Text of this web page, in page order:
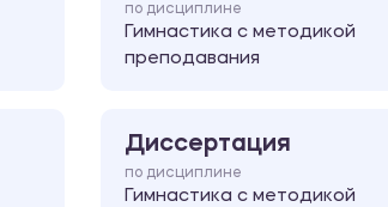
по дисциплине
Гимнастика с методикой
преподавания
Диссертация
по дисциплине
Гимнастика с методикой